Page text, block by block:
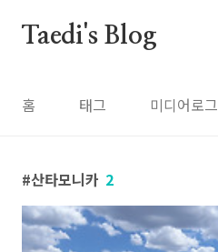
Taedi's Blog
홈 태그 미디어로그
산타모니카 2